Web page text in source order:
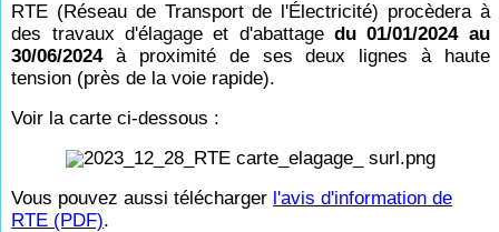
RTE (Réseau de Transport de l'Électricité) procèdera à
des travaux d'élagage et d'abattagedu 01/01/2024 au
30/06/2024à proximité de ses deux lignes à haute
tension (près de la voie rapide).
Voir la carte ci-dessous :
Vous pouvez aussi télécharger l'avis d'information de
RTE (PDF).